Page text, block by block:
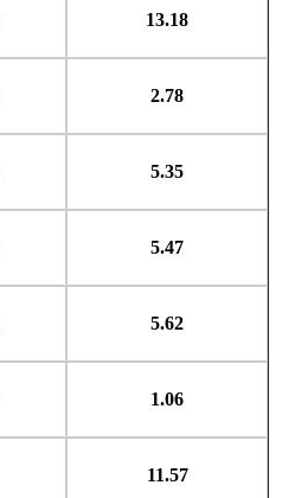
13.18
2.78
5.35
5.47
5.62
1.06
11.57